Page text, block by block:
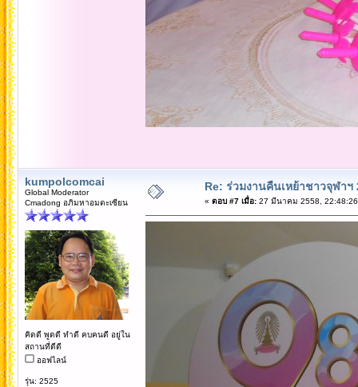
kumpolcomcai
Global Moderator
Cmadong อภิมหาอมตะเซียน
คิดดี พูดดี ทำดี คบคนดี อยู่ใน
สถานที่ดีดี
ออฟไลน์
รุ่น: 2525
Re: ร่วมงานคืนเหย้าชาวจุฬาฯ
« ตอบ #7 เมื่อ:27 มีนาคม 2558,